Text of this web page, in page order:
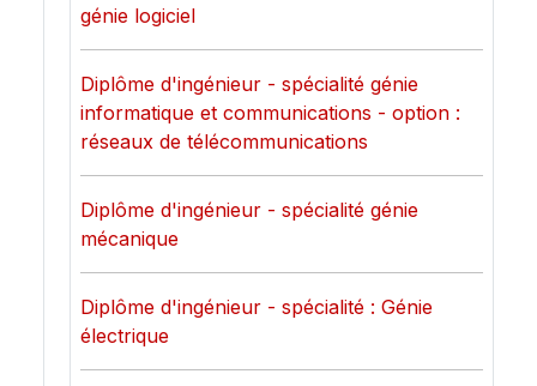
génie logiciel
Diplôme d'ingénieur - spécialité génie
informatique et communications - option :
réseaux de télécommunications
Diplôme d'ingénieur - spécialité génie
mécanique
Diplôme d'ingénieur - spécialité : Génie
électrique